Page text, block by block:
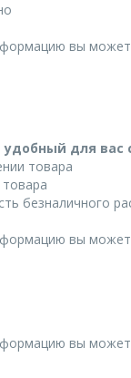
вы
для вас
товара
безналичного
вы
вы